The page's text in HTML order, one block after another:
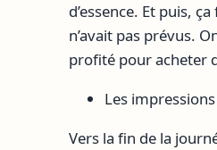
d’essence. Et puis,
n’avait pas prévus.
profité pour acheter
Les
Vers la fin de la